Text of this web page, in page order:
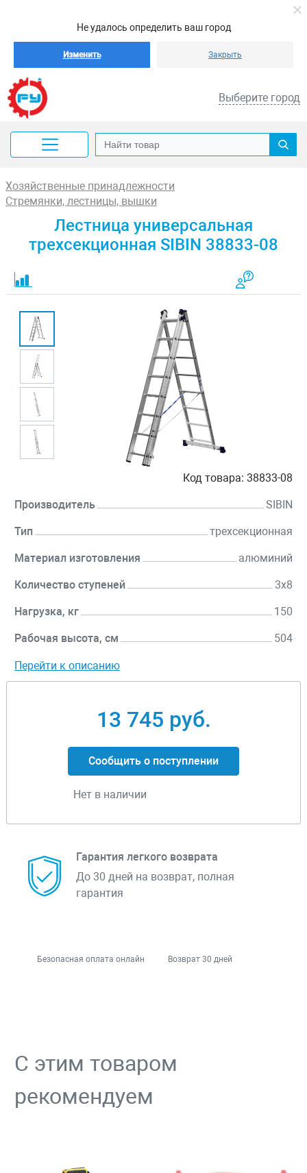
Не удалось определить ваш город
Изменить Закрыть
Выберите город
Хозяйственные принадлежности
Стремянки, лестницы, вышки
Лестница универсальная
трехсекционная SIBIN 38833-08
Код товара: 38833-08
Производитель SIBIN
Тип трехсекционная
Материал изготовления алюминий
Количество ступеней 3x8
Нагрузка, кг 150
Рабочая высота, см 504
Перейти к описанию
13 745 руб.
Сообщить о поступлении
Нет в наличии
Гарантия легкого возврата
До 30 дней на возврат, полная
гарантия
Безопасная оплата онлайн Возврат 30 дней
С этим товаром
рекомендуем